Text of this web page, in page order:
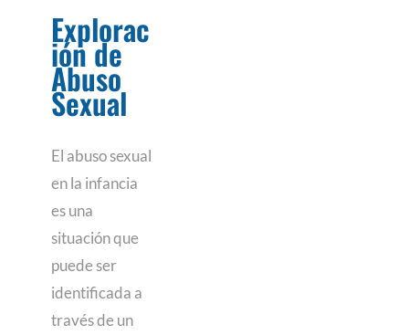
Explorac
ión de
Abuso
Sexual
El abuso sexual
en la infancia
es una
situación que
puede ser
identificada a
través de un